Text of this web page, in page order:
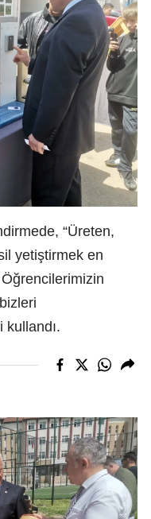
“Üreten,
yetiştirmek en
kullandı.